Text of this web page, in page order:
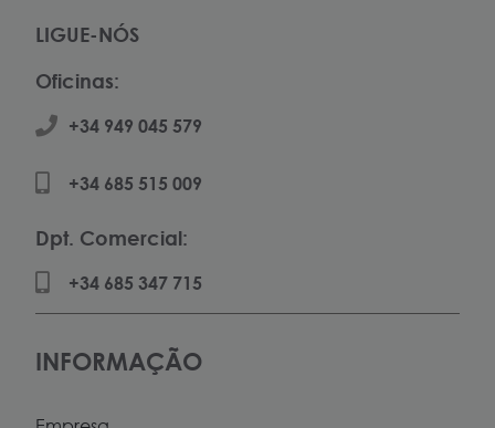
LIGUE-NÓS
Oficinas:
+34 949 045 579
+34 685 515 009
Dpt. Comercial:
+34 685 347 715
INFORMAÇÃO